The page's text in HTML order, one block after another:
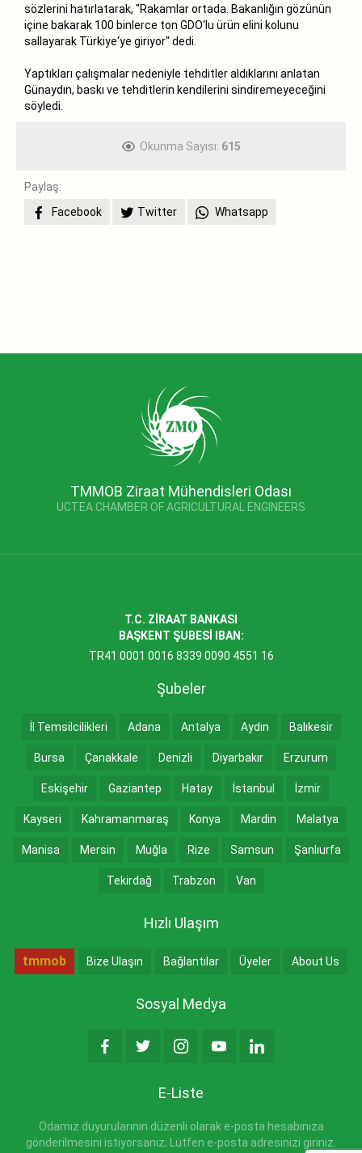
sözlerini hatırlatarak, "Rakamlar ortada. Bakanlığın gözünün
içine bakarak 100 binlerce ton GDO‘lu ürün elini kolunu
sallayarak Türkiye‘ye giriyor" dedi.
Yaptıkları çalışmalar nedeniyle tehditler aldıklarını anlatan
Günaydın, baskı ve tehditlerin kendilerini sindiremeyeceğini
söyledi.
Okunma Sayısı: 615
Paylaş:
Facebook
Twitter Whatsapp
TMMOB Ziraat Mühendisleri Odası
UCTEA CHAMBER OF AGRICULTURAL ENGINEERS
T.C. ZİRAAT BANKASI
BAŞKENT ŞUBESİ IBAN:
TR41 0001 0016 8339 0090 4551 16
Şubeler
İl Temsilcilikleri Adana Antalya Aydın Balıkesir
Bursa Çanakkale Denizli Diyarbakır Erzurum
Eskişehir Gaziantep Hatay İstanbul İzmir
Kayseri Kahramanmaraş Konya Mardin Malatya
Manisa Mersin Muğla Rize Samsun Şanlıurfa
Tekirdağ Trabzon Van
Hızlı Ulaşım
tmmob Bize Ulaşın Bağlantılar Üyeler About Us
Sosyal Medya
E-Liste
Odamız duyurularının düzenli olarak e-posta hesabınıza
gönderilmesini istiyorsanız; Lütfen e-posta adresinizi giriniz.